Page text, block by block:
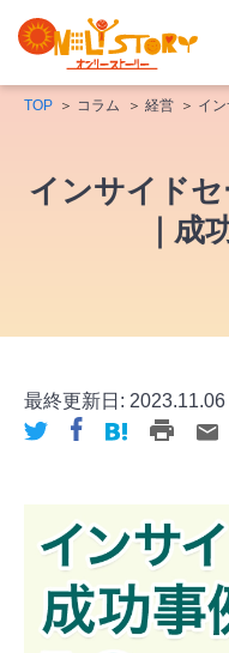
TOP コラム 経営 インサイ
インサイド
｜成
最終更新日: 2023.11.06